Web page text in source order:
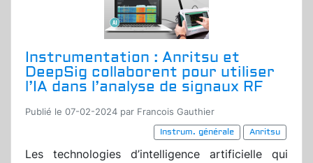
Instrumentation : Anritsu et
DeepSig collaborent pour utiliser
l’IA dans l’analyse de signaux RF
Publié le 07-02-2024 par Francois Gauthier
Instrum. générale
Anritsu
Les technologies d’intelligence artificielle qui